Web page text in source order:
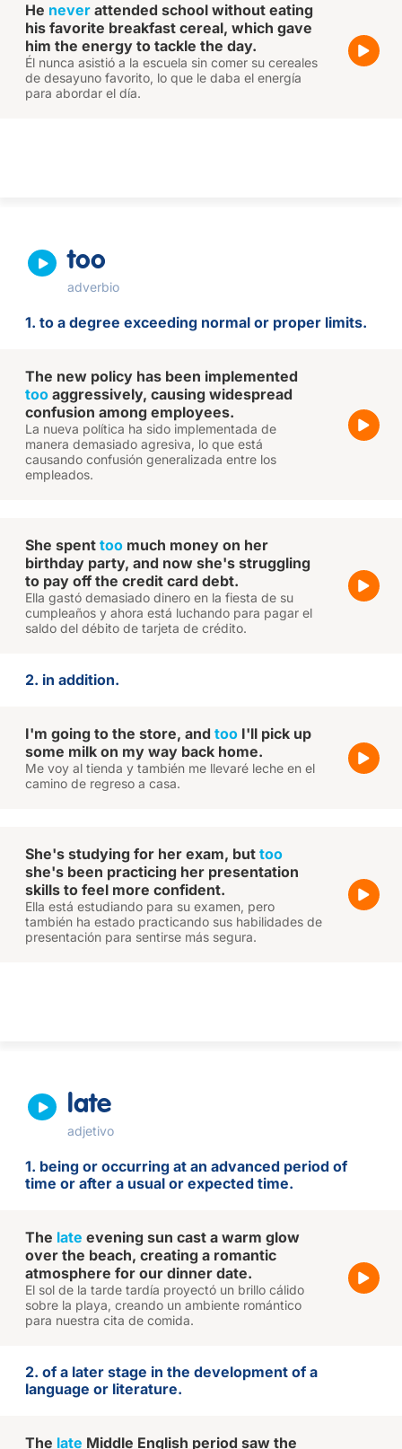
He never attended school without eating
his favorite breakfast cereal, which gave
him the energy to tackle the day.
Él nunca asistió a la escuela sin comer su cereales
de desayuno favorito, lo que le daba el energía
para abordar el día.
too
adverbio
1. to a degree exceeding normal or proper limits.
The new policy has been implemented
too aggressively, causing widespread
confusion among employees.
La nueva política ha sido implementada de
manera demasiado agresiva, lo que está
causando confusión generalizada entre los
empleados.
She spent too much money on her
birthday party, and now she's struggling
to pay off the credit card debt.
Ella gastó demasiado dinero en la fiesta de su
cumpleaños y ahora está luchando para pagar el
saldo del débito de tarjeta de crédito.
2. in addition.
I'm going to the store, and too I'll pick up
some milk on my way back home.
Me voy al tienda y también me llevaré leche en el
camino de regreso a casa.
She's studying for her exam, but too
she's been practicing her presentation
skills to feel more confident.
Ella está estudiando para su examen, pero
también ha estado practicando sus habilidades de
presentación para sentirse más segura.
late
adjetivo
1. being or occurring at an advanced period of
time or after a usual or expected time.
The late evening sun cast a warm glow
over the beach, creating a romantic
atmosphere for our dinner date.
El sol de la tarde tardía proyectó un brillo cálido
sobre la playa, creando un ambiente romántico
para nuestra cita de comida.
2. of a later stage in the development of a
language or literature.
The late Middle English period saw the